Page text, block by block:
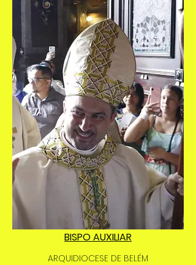
BISPO AUXILIAR
ARQUIDIOCESE DE BELÉM